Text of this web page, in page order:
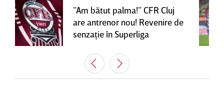
”Am bătut palma!” CFR Cluj
are antrenor nou! Revenire de
senzaţie în Superliga